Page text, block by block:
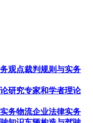
裁判规则与实务
专家和学者理论
物流企业法律实务